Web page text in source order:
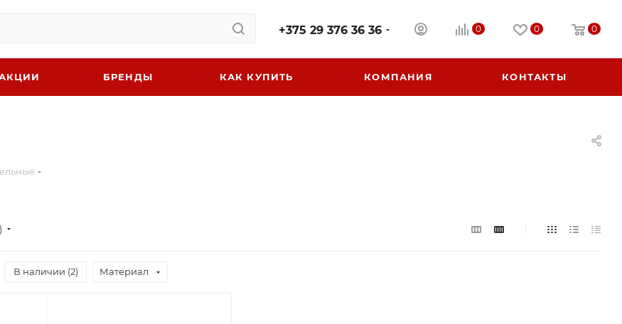
+375 29 376 36 36 0 0 0
БРЕНДЫ КАК КУПИТЬ КОМПАНИЯ КОНТАКТЫ
В наличии (2) Материал